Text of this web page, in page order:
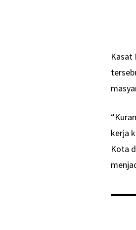
Kasat
kerja
Kota